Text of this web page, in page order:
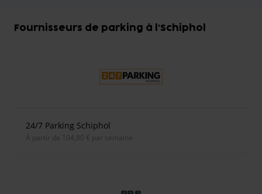
Fournisseurs de parking à l'Schiphol
24/7 Parking Schiphol
À partir de 104,80 € par semaine